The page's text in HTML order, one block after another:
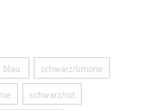
blau schwarz/limone
schwarz/rot